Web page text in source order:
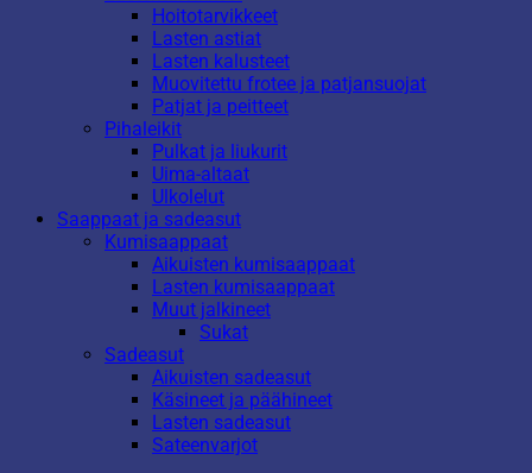
Hoitotarvikkeet
Lasten astiat
Lasten kalusteet
Muovitettu frotee ja patjansuojat
Patjat ja peitteet
Pihaleikit
Pulkat ja liukurit
Uima-altaat
Ulkolelut
Saappaat ja sadeasut
Kumisaappaat
Aikuisten kumisaappaat
Lasten kumisaappaat
Muut jalkineet
Sukat
Sadeasut
Aikuisten sadeasut
Käsineet ja päähineet
Lasten sadeasut
Sateenvarjot